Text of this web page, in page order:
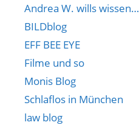
Andrea W. wills wissen…
BILDblog
EFF BEE EYE
Filme und so
Monis Blog
Schlaflos in München
law blog